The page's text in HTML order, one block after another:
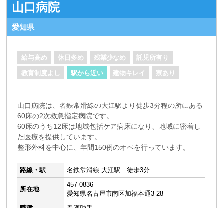
山口病院
愛知県
給与高め 休日多め 残業少なめ 託児所有り
教育制度よし 駅から近い 建物キレイ 寮あり
山口病院は、名鉄常滑線の大江駅より徒歩3分程の所にある
60床の2次救急指定病院です。
60床のうち12床は地域包括ケア病床になり、地域に密着し
た医療を提供しています。
整形外科を中心に、年間150例のオペを行っています。
路線・駅 名鉄常滑線 大江駅 徒歩3分
所在地
457-0836
愛知県名古屋市南区加福本通3-28